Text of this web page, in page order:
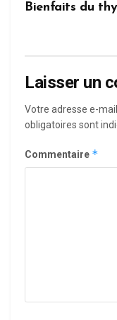
Bienfaits du
Laisser un
Votre adresse e-
obligatoires sont
Commentaire *